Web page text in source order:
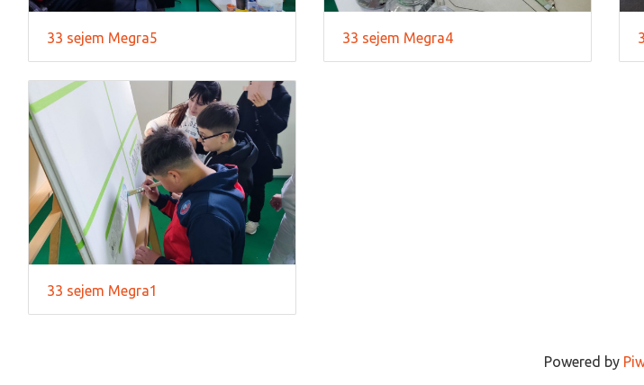
33 sejem Megra5 33 sejem Megra4
33 sejem Megra1
Powered by